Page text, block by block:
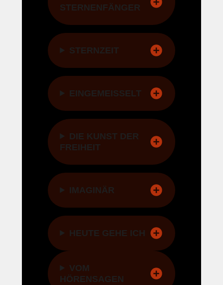
STERNENFÄNGER
STERNZEIT
EINGEMEISSELT
DIE KUNST DER
FREIHEIT
IMAGINÄR
HEUTE GEHE ICH
VOM
HÖRENSAGEN